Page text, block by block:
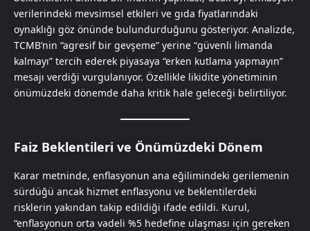
verilerindeki mevsimsel etkileri ve gıda fiyatlarındaki
oynaklığı göz önünde bulundurduğunu gösteriyor. Analizde,
TCMB’nin “agresif bir gevşeme” yerine “güvenli limanda
kalmayı” tercih ederek piyasaya “erken kutlama yapmayın”
mesajı verdiği vurgulanıyor. Özellikle likidite yönetiminin
önümüzdeki dönemde daha kritik hale geleceği belirtiliyor.
Faiz Beklentileri ve Önümüzdeki Dönem
Karar metninde, enflasyonun ana eğilimindeki gerilemenin
sürdüğü ancak hizmet enflasyonu ve beklentilerdeki
risklerin yakından takip edildiği ifade edildi. Kurul,
“enflasyonun orta vadeli %5 hedefine ulaşması için gereken